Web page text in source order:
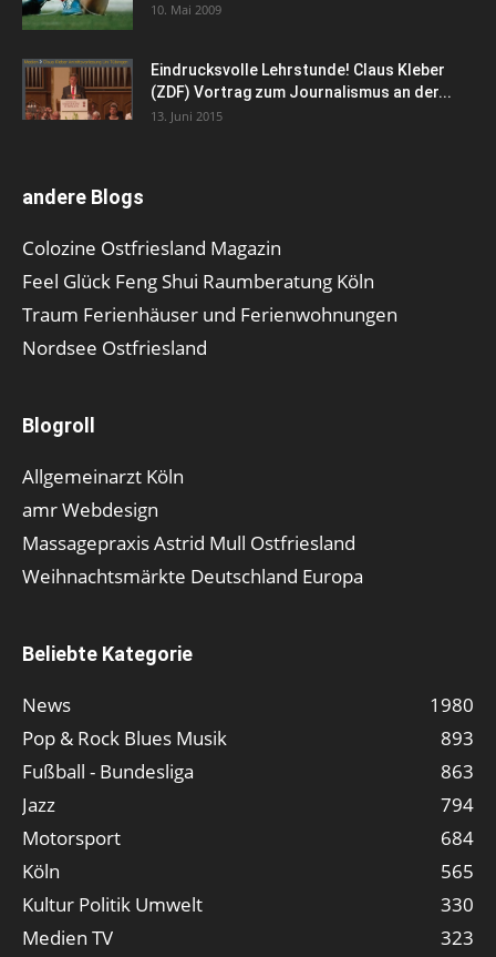
10. Mai 2009
Eindrucksvolle Lehrstunde! Claus Kleber
(ZDF) Vortrag zum Journalismus an der...
13. Juni 2015
andere Blogs
Colozine Ostfriesland Magazin
Feel Glück Feng Shui Raumberatung Köln
Traum Ferienhäuser und Ferienwohnungen
Nordsee Ostfriesland
Blogroll
Allgemeinarzt Köln
amr Webdesign
Massagepraxis Astrid Mull Ostfriesland
Weihnachtsmärkte Deutschland Europa
Beliebte Kategorie
News
1980
Pop & Rock Blues Musik
893
Fußball - Bundesliga
863
Jazz
794
Motorsport
684
Köln
565
Kultur Politik Umwelt
330
Medien TV
323